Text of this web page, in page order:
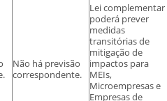
Não há previsão
correspondente.
Lei complementar
poderá prever
medidas
transitórias de
mitigação de
impactos para
MEIs,
Microempresas e
Empresas de